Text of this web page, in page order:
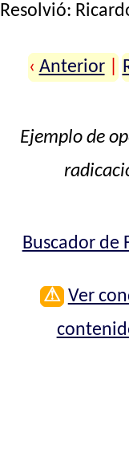
Resolvió:
‹ Anterior
Ejemplo de
Buscador de
⚠ Ver